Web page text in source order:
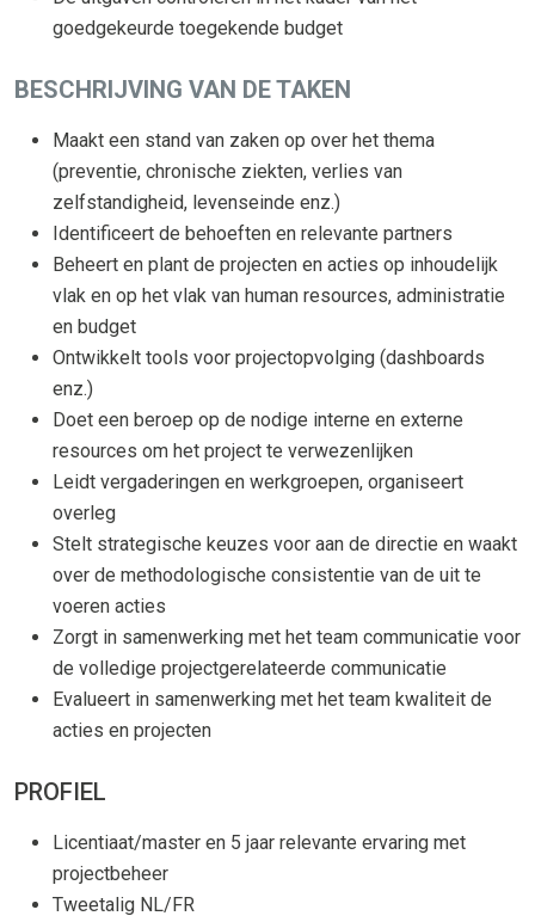
goedgekeurde toegekende budget
BESCHRIJVING VAN DE TAKEN
Maakt een stand van zaken op over het thema
(preventie, chronische ziekten, verlies van
zelfstandigheid, levenseinde enz.)
Identificeert de behoeften en relevante partners
Beheert en plant de projecten en acties op inhoudelijk
vlak en op het vlak van human resources, administratie
en budget
Ontwikkelt tools voor projectopvolging (dashboards
enz.)
Doet een beroep op de nodige interne en externe
resources om het project te verwezenlijken
Leidt vergaderingen en werkgroepen, organiseert
overleg
Stelt strategische keuzes voor aan de directie en waakt
over de methodologische consistentie van de uit te
voeren acties
Zorgt in samenwerking met het team communicatie voor
de volledige projectgerelateerde communicatie
Evalueert in samenwerking met het team kwaliteit de
acties en projecten
PROFIEL
Licentiaat/master en 5 jaar relevante ervaring met
projectbeheer
Tweetalig NL/FR